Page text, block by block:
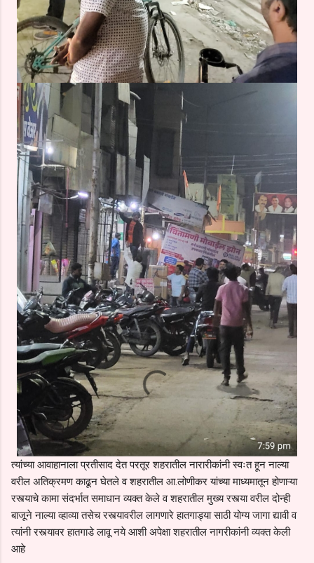
त्यांच्या आवाहानाला प्रतीसाद देत परतूर शहरातील नारारीकांनी स्वःत हून नाल्या
वरील अतिक्रमण काढून घेतले व शहरातील आ.लोणीकर यांच्या माध्यमातून होणाऱ्या
रस्त्याचे कामा संदर्भात समाधान व्यक्त केले व शहरातील मुख्य रस्त्या वरील दोन्ही
बाजूने नाल्या व्हाव्या तसेच रस्त्यावरील लागणारे हातगाड्या साठी योग्य जागा द्यावी व
त्यांनी रस्त्यावर हातगाडे लावू नये आशी अपेक्षा शहरातील नागरीकांनी व्यक्त केली
आहे